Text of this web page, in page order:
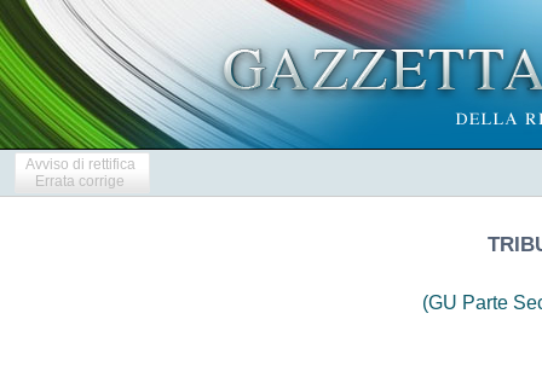
Avviso di rettifica
Errata corrige
(GU Parte